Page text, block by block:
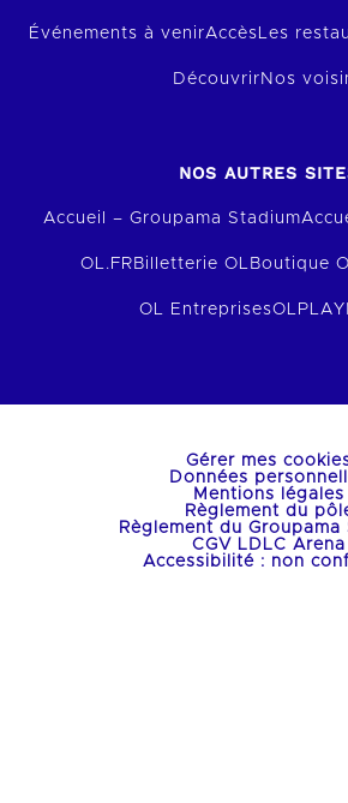
Événements à venirAccèsLes
Découvrir Nos
NOS AUTRES
Accueil – Groupama Stadium
OL.FR Billetterie OL Boutique
OL EntreprisesOLPLAY
Gérer mes
Données
Mentions légales
Règlement du
Règlement du Groupama
CGV LDLC Arena
Accessibilité : non